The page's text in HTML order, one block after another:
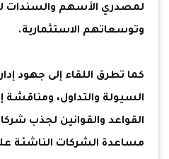
لمصدري الأسهم والسندات
وتوسعاتهم الاستثمارية.
كما تطرق اللقاء إلى جهود
السيولة والتداول، ومناقشة
القواعد والقوانين لجذب
مساعدة الشركات الناشئة